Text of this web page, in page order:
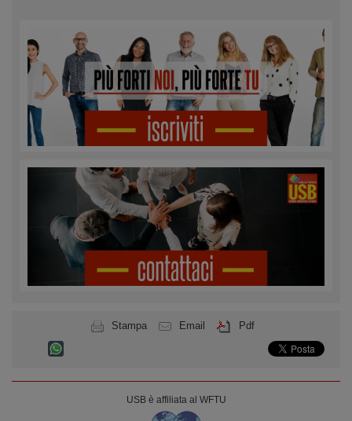
Stampa Email Pdf
USB è affiliata al WFTU